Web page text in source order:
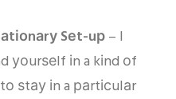
Sеt-uр– I
уоurѕеlf іn a kіnd оf
ѕtау іn a раrtісulаr